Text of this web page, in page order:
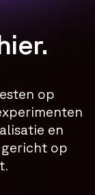
op
en
gericht op